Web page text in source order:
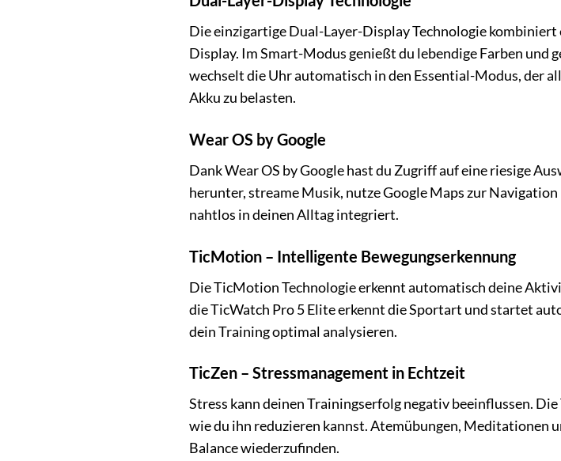
Die einzigartige Dual-Layer-Display Technologie
Display. Im Smart-Modus genießt du lebendige Farben und
wechselt die Uhr automatisch in den Essential-Modus, der
Akku zu belasten.
Wear OS by Google
Dank Wear OS by Google hast du Zugriff auf eine riesige
herunter, streame Musik, nutze Google Maps zur
nahtlos in deinen Alltag integriert.
TicMotion – Intelligente Bewegungserkennung
Die TicMotion Technologie erkennt automatisch deine
die TicWatch Pro 5 Elite erkennt die Sportart und startet
dein Training optimal analysieren.
TicZen – Stressmanagement in Echtzeit
Stress kann deinen Trainingserfolg negativ beeinflussen.
wie du ihn reduzieren kannst. Atemübungen, Meditationen
Balance wiederzufinden.